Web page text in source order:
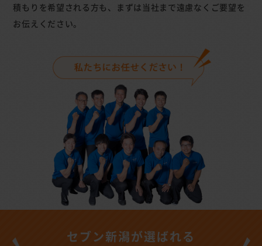
積もりを希望される方も、まずは当社まで遠慮なくご要望を
お伝えください。
セブン新潟が選ばれる